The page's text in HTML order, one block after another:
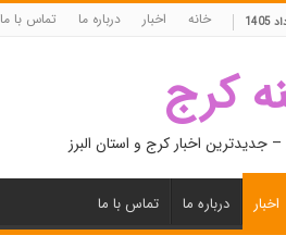
خانه اخبار درباره ما تماس با ما
کرج
– جدیدترین اخبار کرج و استان البرز
اخبار درباره ما تماس با ما